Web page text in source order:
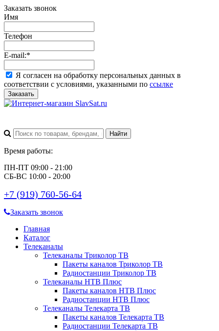
Заказать звонок
Имя
Телефон
E-mail:*
Я согласен на обработку персональных данных в
соответствии с условиями, указанными по ссылке
Заказать
Время работы:
ПН-ПТ 09:00 - 21:00
СБ-ВС 10:00 - 20:00
+7 (919) 760-56-64
Заказать звонок
Главная
Каталог
Телеканалы
Телеканалы Триколор ТВ
Пакеты каналов Триколор ТВ
Радиостанции Триколор ТВ
Телеканалы НТВ Плюс
Пакеты каналов НТВ Плюс
Радиостанции НТВ Плюс
Телеканалы Телекарта ТВ
Пакеты каналов Телекарта ТВ
Радиостанции Телекарта ТВ